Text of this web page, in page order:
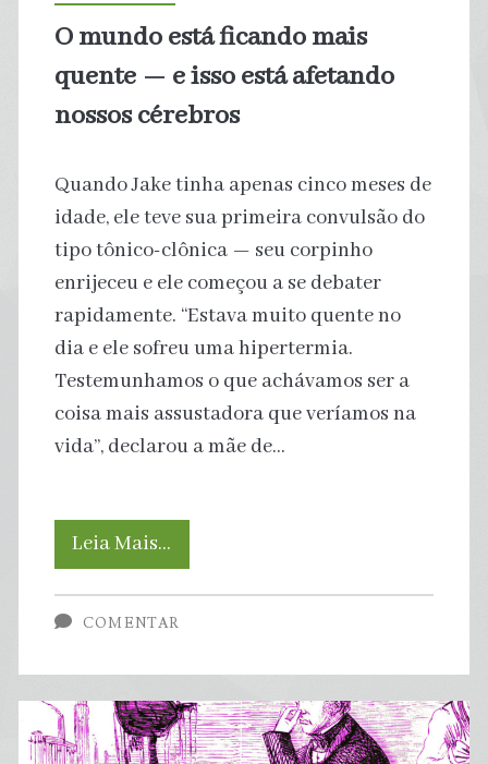
na
é
tóxica
já
conhecida
pela
Ciência,
O mundo está ficando mais
quente — e isso está afetando
nossos cérebros
Quando Jake tinha apenas cinco meses de
idade, ele teve sua primeira convulsão do
tipo tônico-clônica — seu corpinho
enrijeceu e ele começou a se debater
rapidamente. “Estava muito quente no
dia e ele sofreu uma hipertermia.
Testemunhamos o que achávamos ser a
coisa mais assustadora que veríamos na
vida”, declarou a mãe de…
Leia Mais…
mundo
mais
COMENTAR